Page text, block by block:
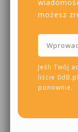
możesz
Jeśli Twój
liście
ponownie.